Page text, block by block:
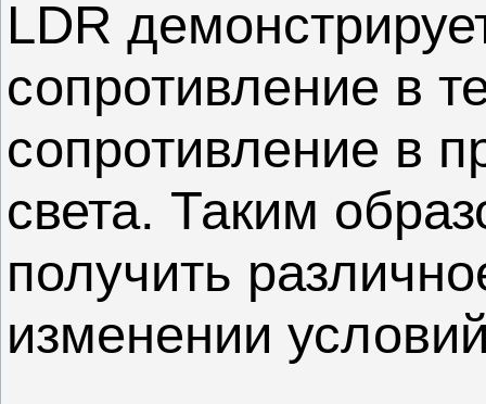
LDR
сопротивление в
сопротивление в
света. Таким
получить
изменении